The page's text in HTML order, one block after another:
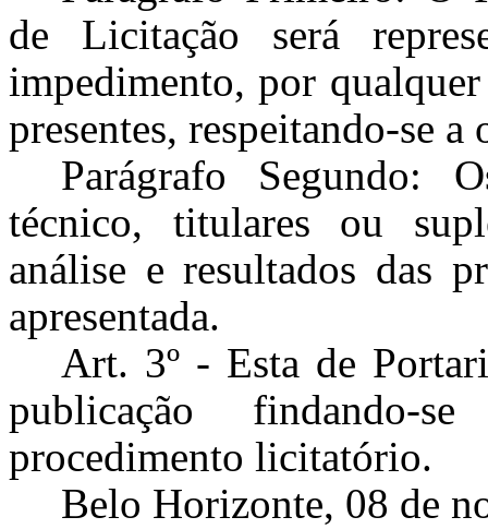
de Licitação será
impedimento, por
presentes, respeitando-se a
Parágrafo Segundo:
técnico, titulares ou
análise e resultados das
apresentada.
Art. 3º - Esta de
publicação
procedimento licitatório.
Belo Horizonte, 08 de